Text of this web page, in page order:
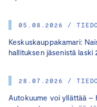
05.08.2026 /
Keskuskauppakamari:
hallituksen jäsenistä laski
28.07.2026 /
Autokuume voi yllättää